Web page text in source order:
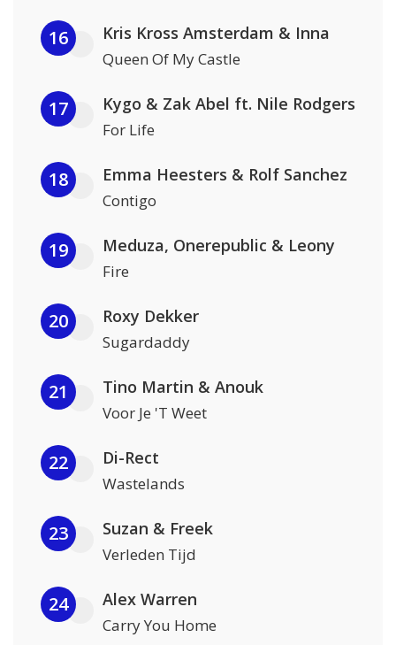
16 Kris Kross Amsterdam & Inna
Queen Of My Castle
17 Kygo & Zak Abel ft. Nile Rodgers
For Life
18 Emma Heesters & Rolf Sanchez
Contigo
19 Meduza, Onerepublic & Leony
Fire
20 Roxy Dekker
Sugardaddy
21 Tino Martin & Anouk
Voor Je 'T Weet
22 Di-Rect
Wastelands
23 Suzan & Freek
Verleden Tijd
24 Alex Warren
Carry You Home